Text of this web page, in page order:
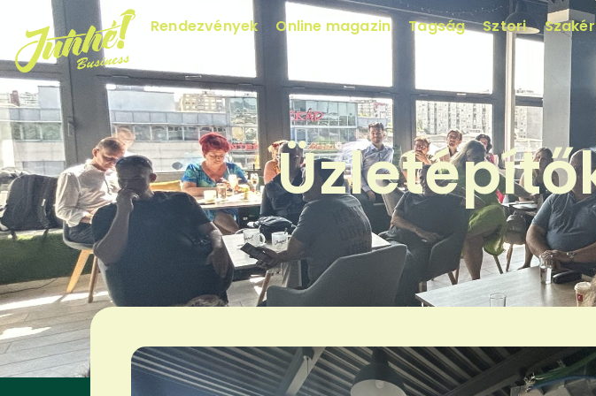
Rendezvények Online magazin Tagság Sztori